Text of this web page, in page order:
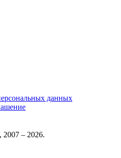
данных
– 2026.